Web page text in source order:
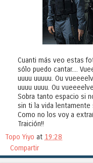
Cuanti más veo estas
sólo puedo cantar....
uuuu uuuuu. Ou
uuuu uuuu. Ou
Sobra tanto espacio si
sin ti la vida lentamente
Como no los voy a
Traición!!
Topo Yiyo at 19:28
Compartir